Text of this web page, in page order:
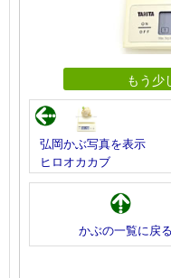
もう少
弘岡かぶ写真を表示
ヒロオカカブ
かぶの一覧に戻る